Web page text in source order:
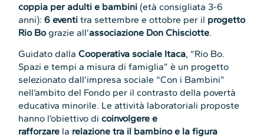
coppia per adulti e bambini (età consigliata 3-6
anni):6 eventi tra settembre e ottobre per il progetto
Rio Bograzie all’associazione Don Chisciotte.
Guidato dallaCooperativa sociale Itaca, “Rio Bo.
Spazi e tempi a misura di famiglia” è un progetto
selezionato dall’impresa sociale “Con i Bambini”
nell’ambito del Fondo per il contrasto della povertà
educativa minorile. Le attività laboratoriali proposte
hanno l’obiettivo dicoinvolgere e
rafforzare la relazione tra il bambino e la figura